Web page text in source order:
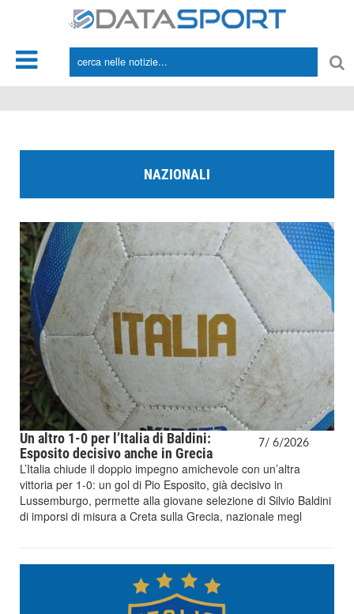
NAZIONALI
7/ 6/2026
Un altro 1-0 per l’Italia di Baldini:
Esposito decisivo anche in Grecia
L’Italia chiude il doppio impegno amichevole con un’altra
vittoria per 1-0: un gol di Pio Esposito, già decisivo in
Lussemburgo, permette alla giovane selezione di Silvio Baldini
di imporsi di misura a Creta sulla Grecia, nazionale megl